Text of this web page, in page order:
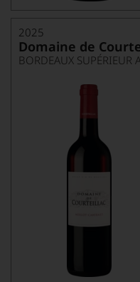
2025
Domaine de
BORDEAUX SUPÉRIEUR